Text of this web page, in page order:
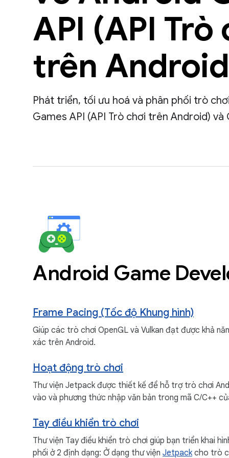
API (API Trò
trên
Phát triển, tối ưu hoá và phân phối trò
Games API (API Trò chơi trên Android) và
Android Game
Frame Pacing (Tốc độ Khung hình)
Giúp các trò chơi OpenGL và Vulkan đạt được khả
xác trên Android.
Hoạt động trò chơi
Thư viện Jetpack được thiết kế để hỗ trợ trò chơi
vào và phương thức nhập văn bản trong mã C/C++
Tay điều khiển trò chơi
Thư viện Tay điều khiển trò chơi giúp bạn triển khai
phối ở 2 định dạng: Ở dạng thư viện Jetpackcho trò